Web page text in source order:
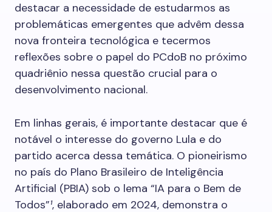
destacar a necessidade de estudarmos as
problemáticas emergentes que advêm dessa
nova fronteira tecnológica e tecermos
reflexões sobre o papel do PCdoB no próximo
quadriênio nessa questão crucial para o
desenvolvimento nacional.
Em linhas gerais, é importante destacar que é
notável o interesse do governo Lula e do
partido acerca dessa temática. O pioneirismo
no país do Plano Brasileiro de Inteligência
Artificial (PBIA) sob o lema “IA para o Bem de
Todos”¹, elaborado em 2024, demonstra o